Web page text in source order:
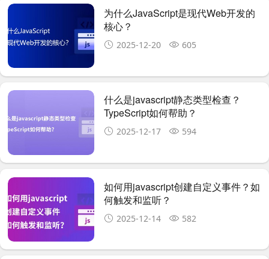
为什么JavaScript是现代Web开发的
核心？
2025-12-20 605
什么是javascript静态类型检查？
TypeScript如何帮助？
2025-12-17 594
如何用javascript创建自定义事件？如
何触发和监听？
2025-12-14 582